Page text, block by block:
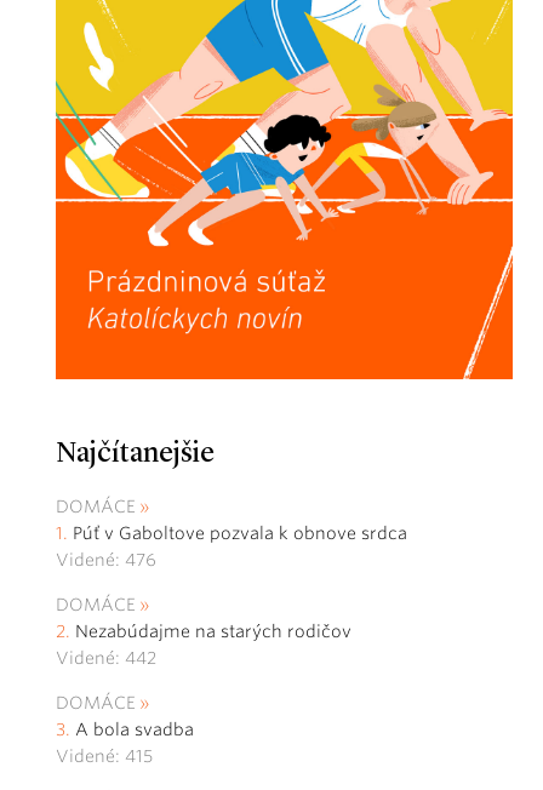
Najčítanejšie
DOMÁCE
Púť v Gaboltove pozvala k obnove srdca
Videné: 476
DOMÁCE
Nezabúdajme na starých rodičov
Videné: 442
DOMÁCE
A bola svadba
Videné: 415